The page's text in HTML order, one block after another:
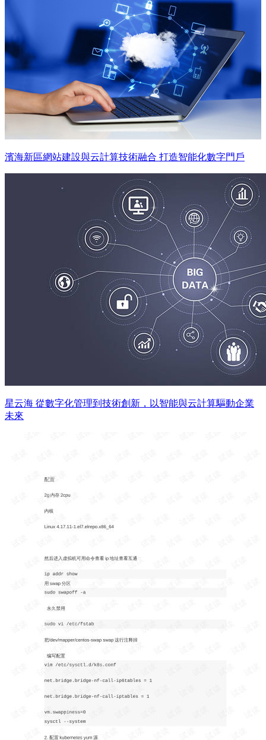
濱海新區網站建設與云計算技術融合 打造智能化數字門戶
星云海 從數字化管理到技術創新，以智能與云計算驅動企業
未來